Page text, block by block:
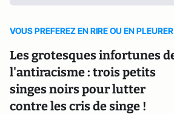
VOUS PREFEREZ EN RIRE OU EN
Les grotesques infortunes
l'antiracisme : trois petits
singes noirs pour lutter
contre les cris de singe !